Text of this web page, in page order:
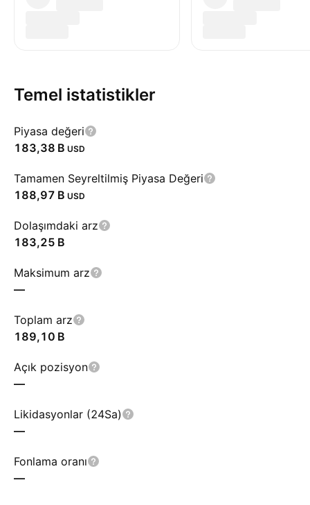
Temel istatistikler
Piyasa değeri
‪183,38 B‬ USD
Tamamen Seyreltilmiş Piyasa Değeri
‪188,97 B‬ USD
Dolaşımdaki arz
‪183,25 B‬
Maksimum arz
—
Toplam arz
‪189,10 B‬
Açık pozisyon
—
Likidasyonlar (24Sa)
—
Fonlama oranı
—